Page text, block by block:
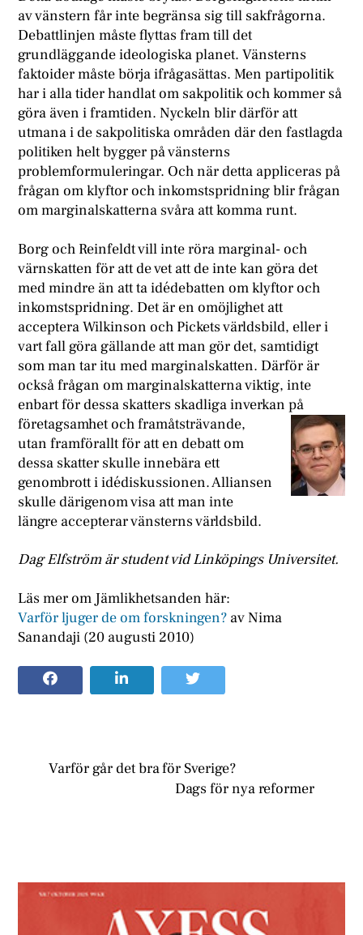
av vänstern får inte begränsa sig till sakfrågorna.
Debattlinjen måste flyttas fram till det
grundläggande ideologiska planet. Vänsterns
faktoider måste börja ifrågasättas. Men partipolitik
har i alla tider handlat om sakpolitik och kommer så
göra även i framtiden. Nyckeln blir därför att
utmana i de sakpolitiska områden där den fastlagda
politiken helt bygger på vänsterns
problemformuleringar. Och när detta appliceras på
frågan om klyftor och inkomstspridning blir frågan
om marginalskatterna svåra att komma runt.
Borg och Reinfeldt vill inte röra marginal- och
värnskatten för att de vet att de inte kan göra det
med mindre än att ta idédebatten om klyftor och
inkomstspridning. Det är en omöjlighet att
acceptera Wilkinson och Pickets världsbild, eller i
vart fall göra gällande att man gör det, samtidigt
som man tar itu med marginalskatten. Därför är
också frågan om marginalskatterna viktig, inte
enbart för dessa skatters skadliga inverkan på
företagsamhet ochframåtsträvande,
utan framförallt för att en debatt om
dessa skatter skulle innebära ett
genombrott i idédiskussionen. Alliansen
skulle därigenom visa att man inte
längre accepterar vänsterns världsbild.
Dag Elfström är student vid Linköpings Universitet.
Läs mer om Jämlikhetsanden här:
Varför ljuger de om forskningen? av Nima
Sanandaji (20 augusti 2010)
Varför går det bra för Sverige?
Dags för nya reformer